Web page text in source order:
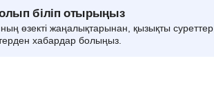
біліп отырыңыз
өзекті жаңалықтарынан, қызықты суреттер,
хабардар болыңыз.